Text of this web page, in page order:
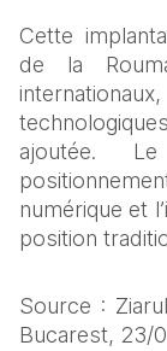
Cette
de la
ajoutée.
numérique et
position
Source :
Bucarest, 23/